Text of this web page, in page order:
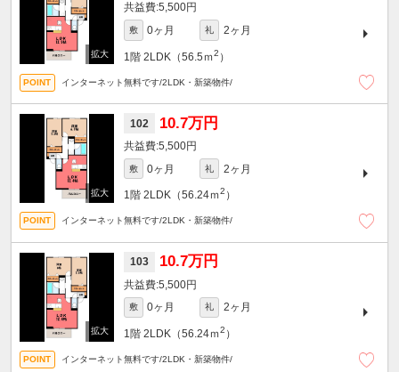
5,500円
敷 0ヶ月 礼 2ヶ月
1階 2LDK（56.5ｍ2 ）
インターネット無料です/2LDK・新築物件/
102 10.7万円
5,500円
敷 0ヶ月 礼 2ヶ月
1階 2LDK（56.24ｍ2 ）
インターネット無料です/2LDK・新築物件/
103 10.7万円
5,500円
敷 0ヶ月 礼 2ヶ月
1階 2LDK（56.24ｍ2 ）
インターネット無料です/2LDK・新築物件/